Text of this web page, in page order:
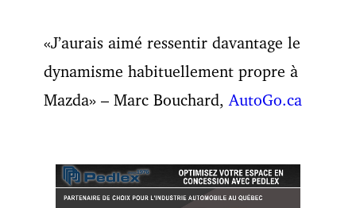
«J’aurais aimé ressentir davantage le
dynamisme habituellement propre à
Mazda» – Marc Bouchard, AutoGo.ca